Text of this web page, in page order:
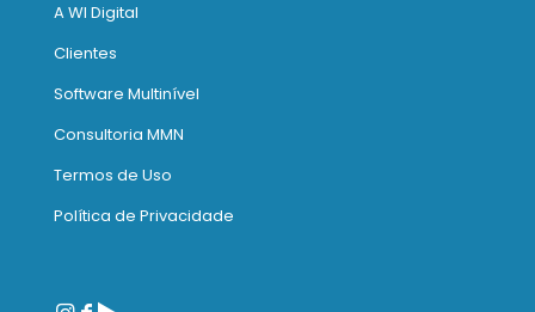
A WI Digital
Clientes
Software Multinível
Consultoria MMN
Termos de Uso
Política de Privacidade